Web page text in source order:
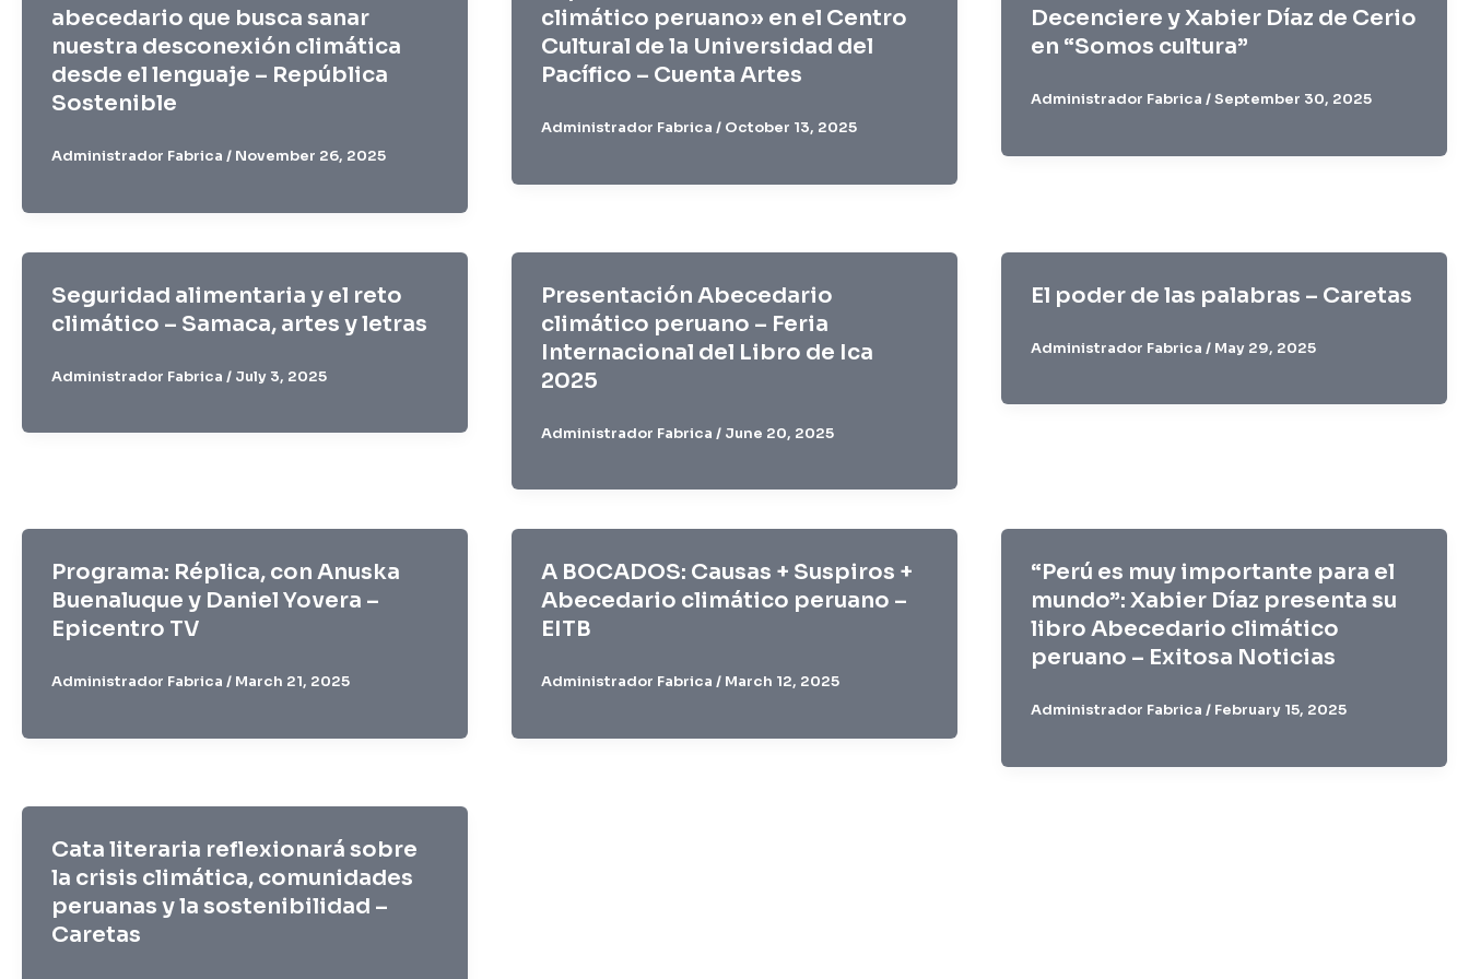
abecedario que busca sanar
nuestra desconexión climática
desde el lenguaje – República
Sostenible
Administrador Fabrica / November 26, 2025
climático peruano» en el Centro
Cultural de la Universidad del
Pacífico – Cuenta Artes
Administrador Fabrica / October 13, 2025
Decenciere y Xabier Díaz de Cerio
en “Somos cultura”
Administrador Fabrica /September 30, 2025
Seguridad alimentaria y el reto
climático – Samaca, artes y letras
Administrador Fabrica / July 3, 2025
Presentación Abecedario
climático peruano – Feria
Internacional del Libro de Ica
2025
Administrador Fabrica / June 20, 2025
El poder de las palabras – Caretas
Administrador Fabrica / May 29, 2025
Programa: Réplica, con Anuska
Buenaluque y Daniel Yovera –
Epicentro TV
Administrador Fabrica / March 21, 2025
A BOCADOS: Causas + Suspiros +
Abecedario climático peruano –
EITB
Administrador Fabrica / March 12, 2025
“Perú es muy importante para el
mundo”: Xabier Díaz presenta su
libro Abecedario climático
peruano – Exitosa Noticias
Administrador Fabrica / February 15, 2025
Cata literaria reflexionará sobre
la crisis climática, comunidades
peruanas y la sostenibilidad –
Caretas